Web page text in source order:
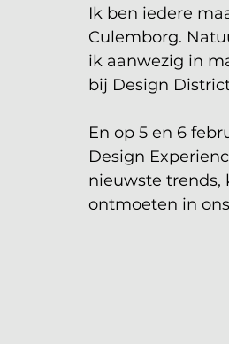
Ik ben iedere
Culemborg.
ik aanwezig in
bij Design
En op 5 en 6
Design
nieuwste trends,
ontmoeten in